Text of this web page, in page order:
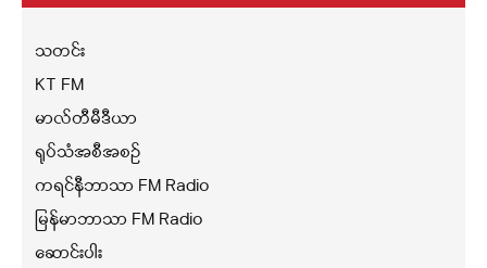
သတင်း
KT FM
မာလ်တီမီဒီယာ
ရုပ်သံအစီအစဉ်
ကရင်နီဘာသာ FM Radio
မြန်မာဘာသာ FM Radio
ဆောင်းပါး